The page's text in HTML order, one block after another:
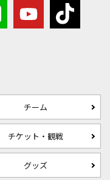
チーム
チケット・観戦
グッズ